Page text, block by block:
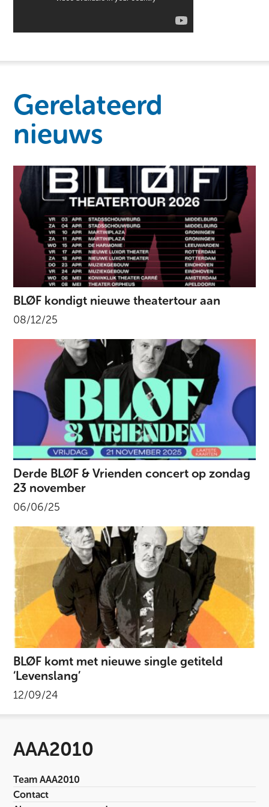
Gerelateerd
nieuws
BLØF kondigt nieuwe theatertour aan
08/12/25
Derde BLØF & Vrienden concert op zondag
23 november
06/06/25
BLØF komt met nieuwe single getiteld
‘Levenslang’
12/09/24
AAA2010
Team AAA2010
Contact